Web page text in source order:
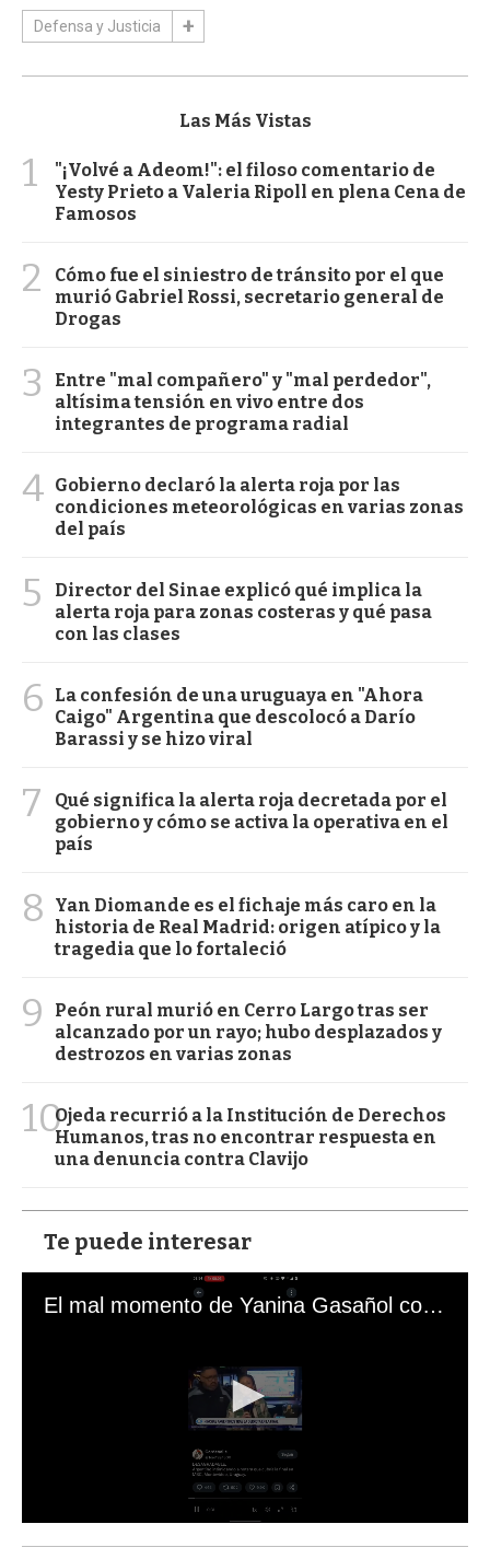
Defensa y Justicia
Las Más Vistas
1
"¡Volvé a Adeom!": el filoso comentario de
Yesty Prieto a Valeria Ripoll en plena Cena de
Famosos
2
Cómo fue el siniestro de tránsito por el que
murió Gabriel Rossi, secretario general de
Drogas
3
Entre "mal compañero" y "mal perdedor",
altísima tensión en vivo entre dos
integrantes de programa radial
4 Gobierno declaró la alerta roja por las
condiciones meteorológicas en varias zonas
del país
5
Director del Sinae explicó qué implica la
alerta roja para zonas costeras y qué pasa
con las clases
6
La confesión de una uruguaya en "Ahora
Caigo" Argentina que descolocó a Darío
Barassi y se hizo viral
7
Qué significa la alerta roja decretada por el
gobierno y cómo se activa la operativa en el
país
8
Yan Diomande es el fichaje más caro en la
historia de Real Madrid: origen atípico y la
tragedia que lo fortaleció
9
Peón rural murió en Cerro Largo tras ser
alcanzado por un rayo; hubo desplazados y
destrozos en varias zonas
10Ojeda recurrió a la Institución de Derechos
Humanos, tras no encontrar respuesta en
una denuncia contra Clavijo
Te puede interesar
El mal momento de Yanina Gasañol con un hincha argentino en "Subrayado"
s